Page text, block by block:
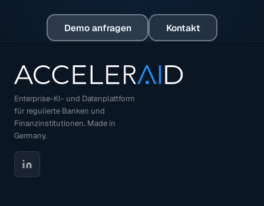
Demo anfragen Kontakt
Enterprise-KI- und Datenplattform
für regulierte Banken und
Finanzinstitutionen. Made in
Germany.